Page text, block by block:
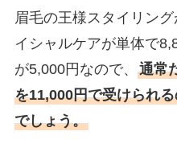
眉毛の王様スタイリン
イシャルケアが単体で
が5,000円なので、 通常
を11,000円で受けられ
でしょう。